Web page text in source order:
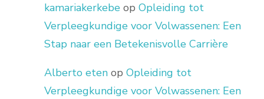
kamariakerkebe op Opleiding tot
Verpleegkundige voor Volwassenen: Een
Stap naar een Betekenisvolle Carrière
Alberto eten op Opleiding tot
Verpleegkundige voor Volwassenen: Een